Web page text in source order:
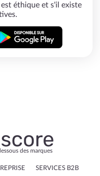
éthique et s'il existe
des marques
SERVICES B2B